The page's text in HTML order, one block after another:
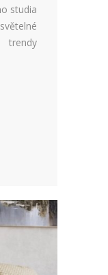
studia